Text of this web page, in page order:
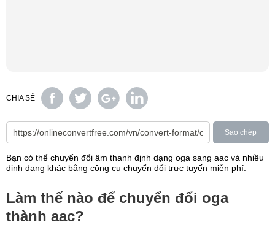
CHIA SẺ
Sao chép
Bạn có thể chuyển đổi âm thanh định dạng oga sang aac và nhiều
định dạng khác bằng công cụ chuyển đổi trực tuyến miễn phí.
Làm thế nào để chuyển đổi oga
thành aac?